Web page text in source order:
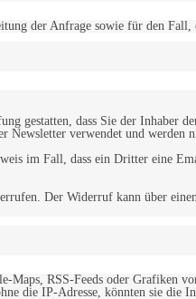
der Anfrage sowie für den Fall,
gestatten, dass Sie der Inhaber
Newsletter verwendet und werden
im Fall, dass ein Dritter eine
Der Widerruf kann über
RSS-Feeds oder Grafiken
die IP-Adresse, könnten sie die